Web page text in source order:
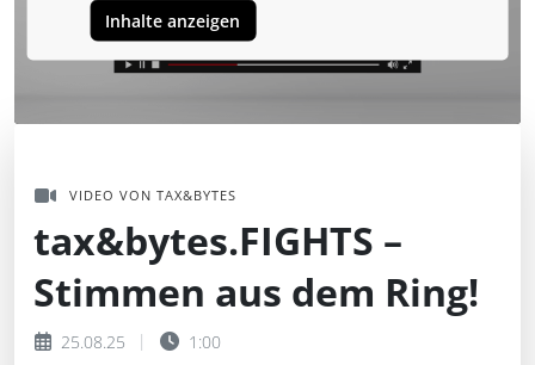
Inhalte anzeigen
VIDEO VON TAX&BYTES
tax&bytes.FIGHTS –
Stimmen aus dem Ring!
25.08.25 1:00